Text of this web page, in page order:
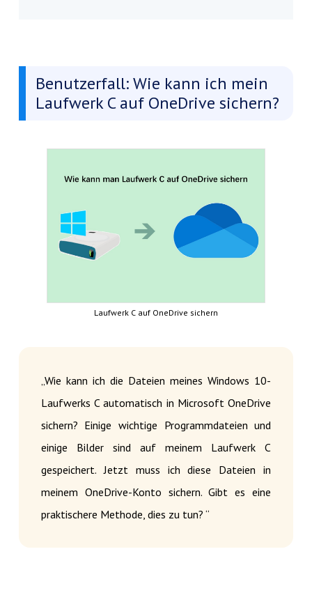
Benutzerfall: Wie kann ich mein
Laufwerk C auf OneDrive sichern?
Laufwerk C auf OneDrive sichern
„Wie kann ich die Dateien meines Windows 10-
Laufwerks C automatisch in Microsoft OneDrive
sichern? Einige wichtige Programmdateien und
einige Bilder sind auf meinem Laufwerk C
gespeichert. Jetzt muss ich diese Dateien in
meinem OneDrive-Konto sichern. Gibt es eine
praktischere Methode, dies zu tun? “